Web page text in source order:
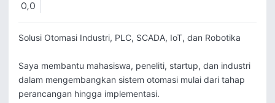
0,0
Solusi Otomasi Industri, PLC, SCADA, IoT, dan Robotika
Saya membantu mahasiswa, peneliti, startup, dan industri
dalam mengembangkan sistem otomasi mulai dari tahap
perancangan hingga implementasi.